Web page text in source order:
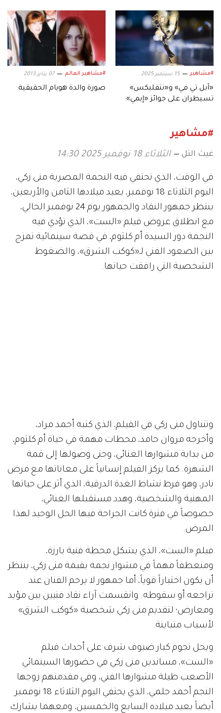
#مشاهير 15 سبتمبر 2025
«آبل تي في» و«نتفليكس»
تسيطران على جوائز «إيمي»
#مشاهير العالم 07 يناير 2013
صورة والدة هويام الحقيقية
#مشاهير
غيث التل الثلاثاء 18 نوفمبر 2025 14:30
في الوقت، الذي تحتفي فيه النجمة المصرية منى زكي،
اليوم الثلاثاء 18 نوفمبر، بعيد ميلادها الثامن والأربعين،
ينتظر جمهور النقاد والجمهور يوم 24 نوفمبر الحالي،
مع انطلاق عروض فيلم «الست»، الذي تؤدي فيه
النجمة دور السيدة أم كلثوم، في قصة سينمائية تمزج
بين الصعود الفني لـ«كوكب الشرق»، والضغوط
الشخصية التي رافقت حياتها.
وتتناول منى زكي في الفيلم، الذي كتبه أحمد مراد،
وأخرجه مروان حامد، محطات مهمة في حياة أم كلثوم،
من بداية مشوارها الغنائي، وحتى وصولها إلى قمة
الشهرة. كما يركز الفيلم إنسانياً على معاناتها مع مرض
نادر، وهو فرط نشاط الغدة الدرقية، الذي أثر على حياتها
المهنية والشخصية، وهدد مستقبلها الغنائي،
خصوصاً في فترة كانت الجراحة فيها الحل الوحيد لهذا
المرض.
فيلم «الست»، الذي يشكل محطة فنية بارزة،
ومنعطفاً مهماً في مشوار نجمة بقيمة منى زكي، ينتظر
أن يكون اختباراً قوياً، أما جمهور لا يرحم الفنان عند
تراجعه أو سقوطه. وانقسمت آراء نقاد فنيين بين مؤيد
ومعارض؛ لتقديم منى زكي شخصية «كوكب الشرق»
لأسباب متباينة.
ويحل نجوم كبار ضيوف شرف على أحداث فيلم
«الست»، مساندين منى زكي في حضورها السينمائي
الأصعب طيلة مشوارها الفني، وفي مقدمتهم زوجها
النجم أحمد حلمي، الذي يحتفي اليوم الثلاثاء 18 نوفمبر
أيضاً بعيد ميلاده السابع والخمسين، ومعهما يشارك